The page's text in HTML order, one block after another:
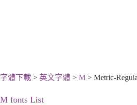
字體下載 > 英文字體 > M > Metric-
M fonts List